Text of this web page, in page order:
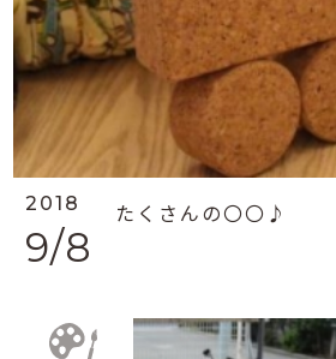
2018
9/8
たくさんの〇〇♪